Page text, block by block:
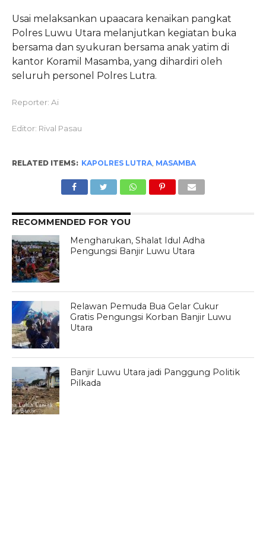
Usai melaksankan upaacara kenaikan pangkat
Polres Luwu Utara melanjutkan kegiatan buka
bersama dan syukuran bersama anak yatim di
kantor Koramil Masamba, yang dihardiri oleh
seluruh personel Polres Lutra.
Reporter: Ai
Editor: Rival Pasau
RELATED ITEMS: KAPOLRES LUTRA, MASAMBA
RECOMMENDED FOR YOU
Mengharukan, Shalat Idul Adha
Pengungsi Banjir Luwu Utara
Relawan Pemuda Bua Gelar Cukur
Gratis Pengungsi Korban Banjir Luwu
Utara
Banjir Luwu Utara jadi Panggung Politik
Pilkada